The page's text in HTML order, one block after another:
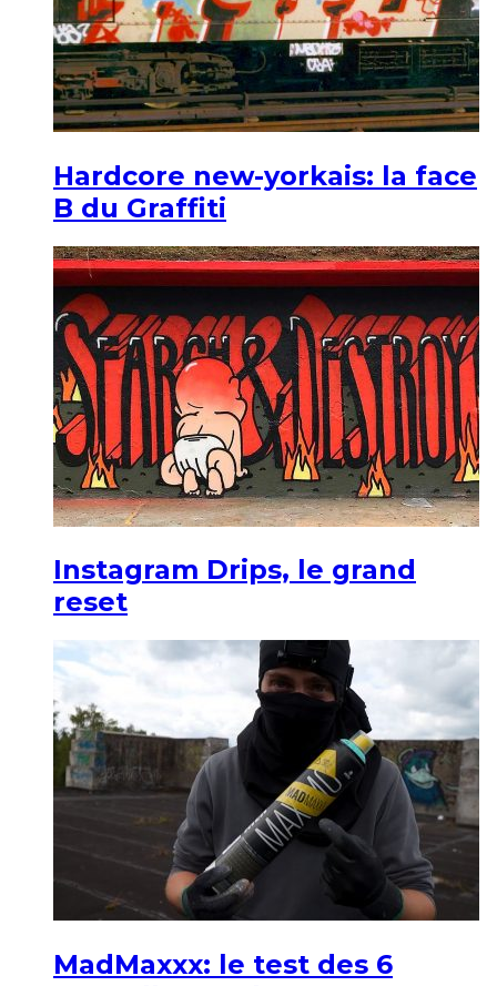
Hardcore new-yorkais: la face
B du Graffiti
Instagram Drips, le grand
reset
MadMaxxx: le test des 6